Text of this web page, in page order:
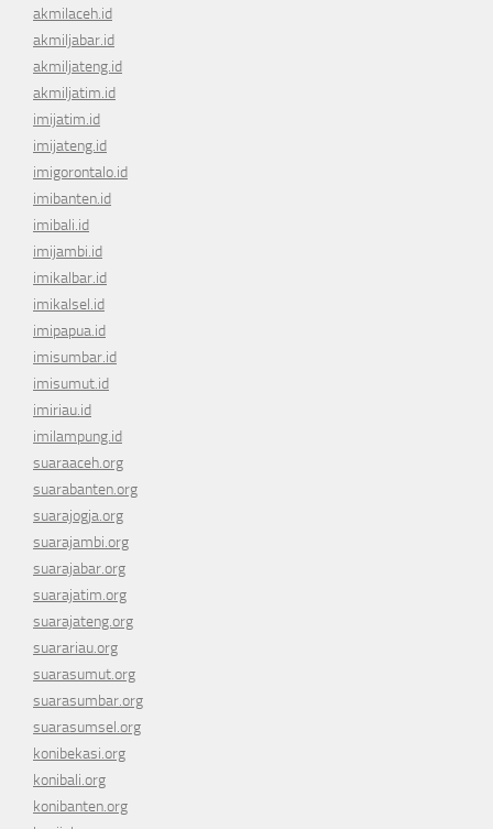
akmilaceh.id
akmiljabar.id
akmiljateng.id
akmiljatim.id
imijatim.id
imijateng.id
imigorontalo.id
imibanten.id
imibali.id
imijambi.id
imikalbar.id
imikalsel.id
imipapua.id
imisumbar.id
imisumut.id
imiriau.id
imilampung.id
suaraaceh.org
suarabanten.org
suarajogja.org
suarajambi.org
suarajabar.org
suarajatim.org
suarajateng.org
suarariau.org
suarasumut.org
suarasumbar.org
suarasumsel.org
konibekasi.org
konibali.org
konibanten.org